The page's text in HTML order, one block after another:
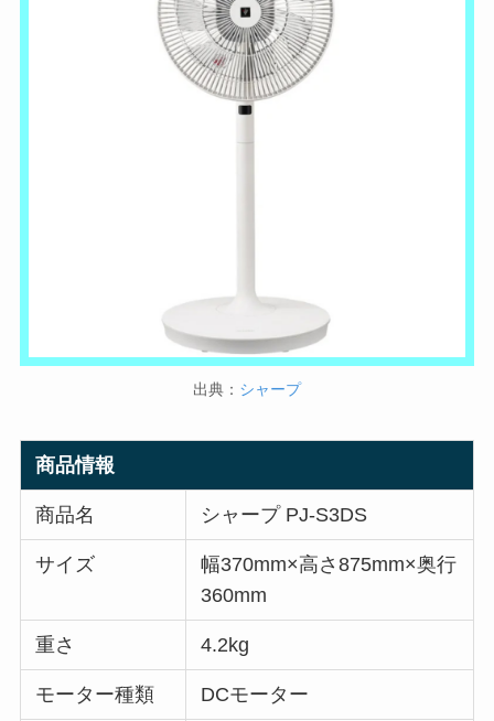
出典： シャープ
商品情報
商品名 シャープ PJ-S3DS
サイズ
幅370mm×高さ875mm×奥行
360mm
重さ 4.2kg
モーター種類 DCモーター